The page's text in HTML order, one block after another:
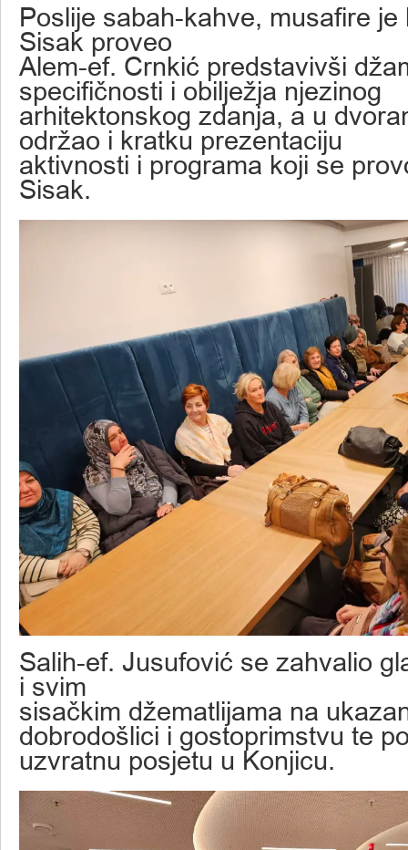
Poslije sabah-kahve, musafire je
Sisak proveo
Alem-ef. Crnkić predstavivši
specifičnosti i obilježja njezinog
arhitektonskog zdanja, a u
održao i kratku prezentaciju
aktivnosti i programa koji se
Sisak.
Salih-ef. Jusufović se zahvalio
i svim
sisačkim džematlijama na
dobrodošlici i gostoprimstvu te
uzvratnu posjetu u Konjicu.